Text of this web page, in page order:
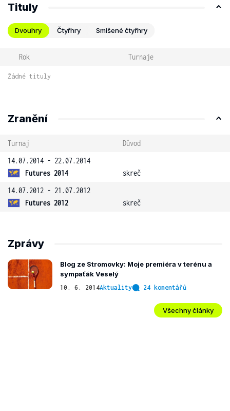
Tituly
Dvouhry Čtyřhry Smíšené čtyřhry
Rok Turnaje
Žádné tituly
Zranění
Turnaj
Důvod
14.07.2014 - 22.07.2014
Futures 2014
skreč
14.07.2012 - 21.07.2012
Futures 2012
skreč
Zprávy
Blog ze Stromovky: Moje premiéra v terénu a
sympaťák Veselý
10. 6. 2014Aktuality 24 komentářů
Všechny články